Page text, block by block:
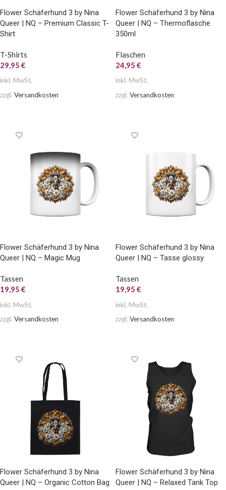
Flower Schäferhund 3 by Nina
Queer | NQ – Premium Classic T-
Shirt
T-Shirts
29,95 €
inkl. MwSt.
zzgl. Versandkosten
Flower Schäferhund 3 by Nina
Queer | NQ – Thermoflasche
350ml
Flaschen
24,95 €
inkl. MwSt.
zzgl. Versandkosten
Flower Schäferhund 3 by Nina
Queer | NQ – Magic Mug
Tassen
19,95 €
inkl. MwSt.
zzgl. Versandkosten
Flower Schäferhund 3 by Nina
Queer | NQ – Tasse glossy
Tassen
19,95 €
inkl. MwSt.
zzgl. Versandkosten
Flower Schäferhund 3 by Nina
Queer | NQ – Organic Cotton Bag
Flower Schäferhund 3 by Nina
Queer | NQ – Relaxed Tank Top